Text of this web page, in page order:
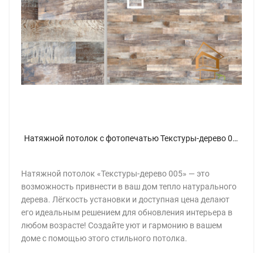
Натяжной потолок с фотопечатью Текстуры-дерево 005
Натяжной потолок «Текстуры-дерево 005» — это
возможность привнести в ваш дом тепло натурального
дерева. Лёгкость установки и доступная цена делают
его идеальным решением для обновления интерьера в
любом возрасте! Создайте уют и гармонию в вашем
доме с помощью этого стильного потолка.